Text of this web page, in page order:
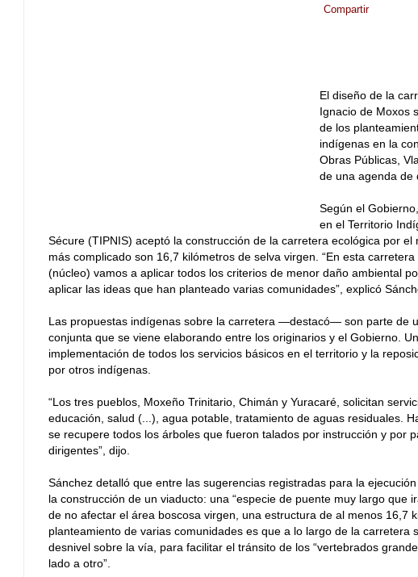
Compartir
El diseño de la
Ignacio de Moxos
de los
indígenas en la
Obras Públicas,
de una agenda de
Según el
en el Territorio
Sécure (TIPNIS) aceptó la construcción de la carretera ecológica por
más complicado son 16,7 kilómetros de selva virgen. “En esta
(núcleo) vamos a aplicar todos los criterios de menor daño ambiental
aplicar las ideas que han planteado varias comunidades”, explicó
Las propuestas indígenas sobre la carretera —destacó— son parte de
conjunta que se viene elaborando entre los originarios y el Gobierno.
implementación de todos los servicios básicos en el territorio y la
por otros indígenas.
“Los tres pueblos, Moxeño Trinitario, Chimán y Yuracaré, solicitan
educación, salud (...), agua potable, tratamiento de aguas residuales.
se recupere todos los árboles que fueron talados por instrucción y por
dirigentes”, dijo.
Sánchez detalló que entre las sugerencias registradas para la
la construcción de un viaducto: una “especie de puente muy largo que
de no afectar el área boscosa virgen, una estructura de al menos 16,7
planteamiento de varias comunidades es que a lo largo de la carretera
desnivel sobre la vía, para facilitar el tránsito de los “vertebrados
lado a otro”.